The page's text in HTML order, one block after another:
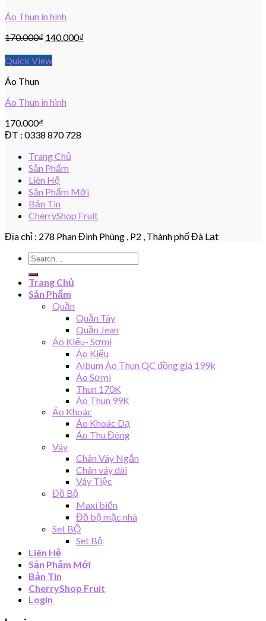
Áo Thun in hình
170.000₫ 140.000₫
Quick View
Áo Thun
Áo Thun in hình
170.000₫
ĐT : 0338 870 728
Trang Chủ
Sản Phẩm
Liên Hệ
Sản Phẩm Mới
Bản Tin
CherryShop Fruit
Địa chỉ : 278 Phan Đình Phùng , P2 , Thành phố Đà Lạt
Search
for:
Trang Chủ
Sản Phẩm
Quần
Quần Tây
Quần Jean
Áo Kiểu- Sơmi
Áo Kiểu
Album Áo Thun QC đồng giá 199k
Áo Sơmi
Thun 170K
Áo Thun 99K
Áo Khoác
Áo Khoác Dạ
Áo Thu Đông
Váy
Chân Váy Ngắn
Chân váy dài
Váy Tiệc
Đồ Bộ
Maxi biển
Đồ bộ mặc nhà
Set BỘ
Set Bộ
Liên Hệ
Sản Phẩm Mới
Bản Tin
CherryShop Fruit
Login